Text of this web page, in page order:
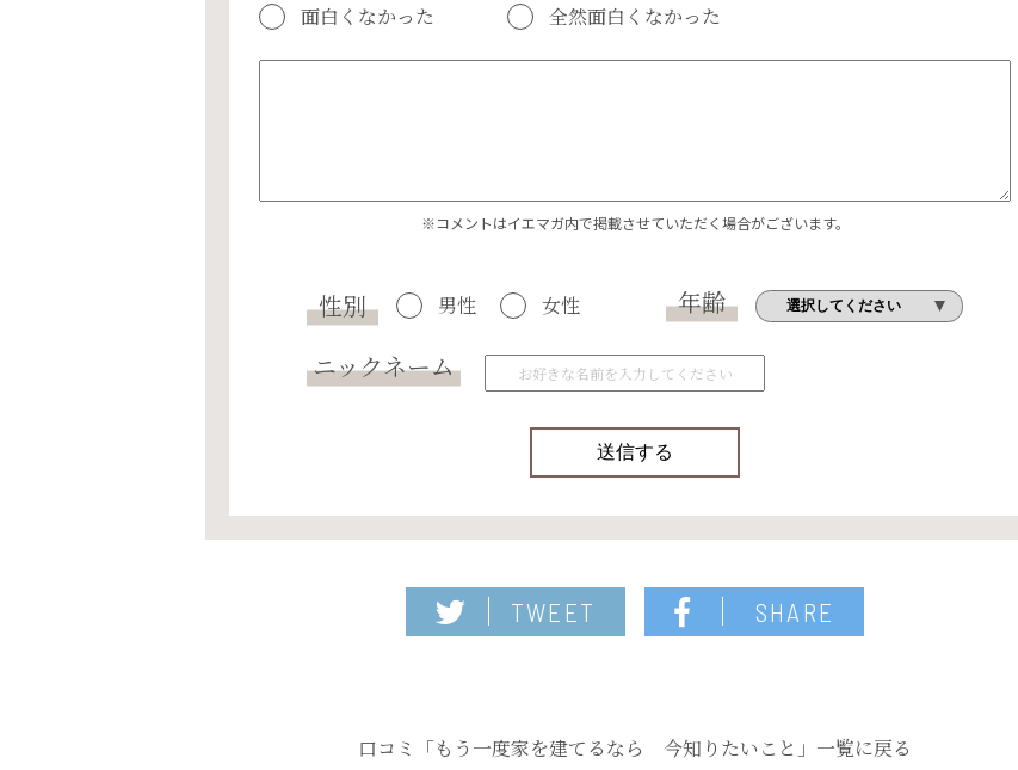
面白くなかった
全然面白くなかった
※コメントはイエマガ内で掲載させていただく場合がございます。
性別 男性 女性
年齢
ニックネーム
TWEET SHARE
口コミ「もう一度家を建てるなら 今知りたいこと」一覧に戻る